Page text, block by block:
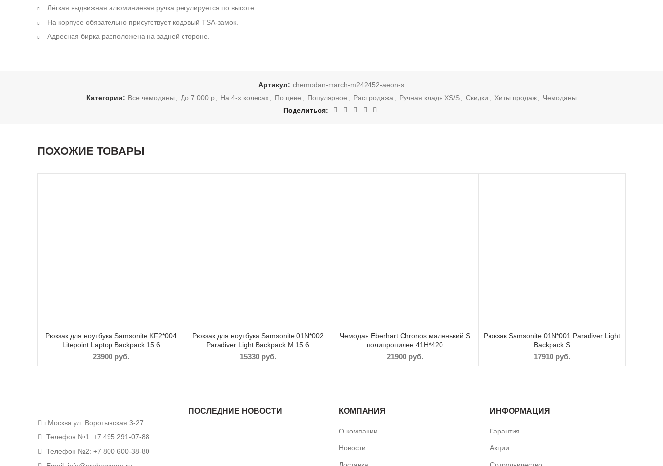
Лёгкая выдвижная алюминиевая ручка регулируется по высоте.
На корпусе обязательно присутствует кодовый TSA-замок.
Адресная бирка расположена на задней стороне.
Артикул: chemodan-march-m242452-aeon-s
Категории: Все чемоданы До 7 000 р На 4-х колесах По цене Популярное Распродажа Ручная кладь XS/S Скидки Хиты продаж
Чемоданы
Поделиться
ПОХОЖИЕ ТОВАРЫ
Рюкзак для ноутбука Samsonite KF2*004
Litepoint Laptop Backpack 15.6
23900 руб.
Рюкзак для ноутбука Samsonite 01N*002
Paradiver Light Backpack M 15.6
15330руб.
Чемодан Eberhart Chronos маленький S
полипропилен 41H*420
21900руб.
Рюкзак Samsonite 01N*001 Paradiver Light
Backpack S
17910руб.
г.Москва ул. Воротынская 3-27
Телефон №1: +7 495 291-07-88
Телефон №2: +7 800 600-38-80
ПОСЛЕДНИЕ НОВОСТИ КОМПАНИЯ
О компании
Новости
ИНФОРМАЦИЯ
Гарантия
Акции